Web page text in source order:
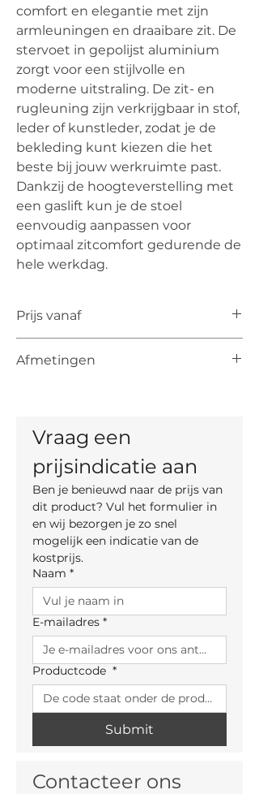
comfort en elegantie met zijn
armleuningen en draaibare zit. De
stervoet in gepolijst aluminium
zorgt voor een stijlvolle en
moderne uitstraling. De zit- en
rugleuning zijn verkrijgbaar in stof,
leder of kunstleder, zodat je de
bekleding kunt kiezen die het
beste bij jouw werkruimte past.
Dankzij de hoogteverstelling met
een gaslift kun je de stoel
eenvoudig aanpassen voor
optimaal zitcomfort gedurende de
hele werkdag.
Prijs vanaf
het artikel. De uiteindelijke prijs is
Afmetingen
Totale breedte: 65 cm
Diepte: 64 cm
Hoogte van de armsteunen: van 68
cm tot 79 cm
Vraag een
prijsindicatie aan
Ben je benieuwd naar de prijs van
dit product? Vul het formulier in
en wij bezorgen je zo snel
mogelijk een indicatie van de
kostprijs.
Naam *
E-mailadres *
Productcode *
Submit
Contacteer ons